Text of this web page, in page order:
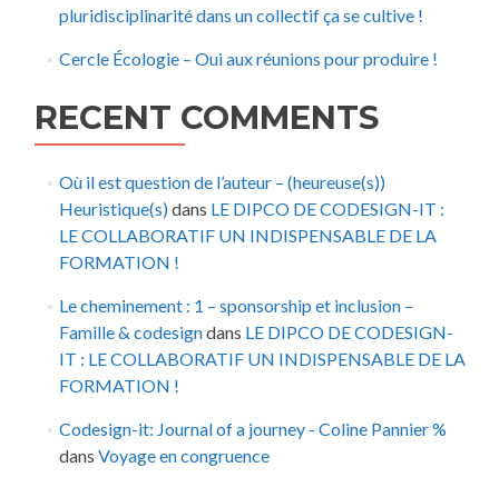
pluridisciplinarité dans un collectif ça se cultive !
Cercle Écologie – Oui aux réunions pour produire !
RECENT COMMENTS
Où il est question de l’auteur – (heureuse(s))
Heuristique(s)dans LE DIPCO DE CODESIGN-IT :
LE COLLABORATIF UN INDISPENSABLE DE LA
FORMATION !
Le cheminement : 1 – sponsorship et inclusion –
Famille & codesigndans LE DIPCO DE CODESIGN-
IT : LE COLLABORATIF UN INDISPENSABLE DE LA
FORMATION !
Codesign-it: Journal of a journey - Coline Pannier %
dans Voyage en congruence